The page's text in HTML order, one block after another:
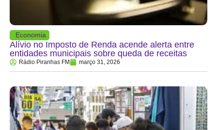
Economia
Alívio no Imposto de Renda acende alerta entre
entidades municipais sobre queda de receitas
Rádio Piranhas FM março 31, 2026